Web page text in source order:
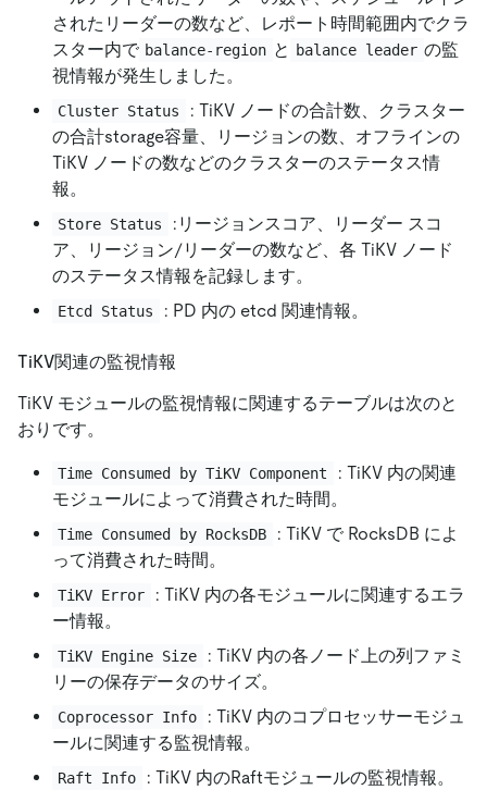
されたリーダーの数など、レポート時間範囲内でクラ
スター内で balance-region と balance leader の監
視情報が発生しました。
Cluster Status
: TiKV ノードの合計数、クラスター
の合計storage容量、リージョンの数、オフラインの
TiKV ノードの数などのクラスターのステータス情
報。
Store Status
:リージョンスコア、リーダー スコ
ア、リージョン/リーダーの数など、各 TiKV ノード
のステータス情報を記録します。
Etcd Status : PD 内の etcd 関連情報。
TiKV関連の監視情報
TiKV モジュールの監視情報に関連するテーブルは次のと
おりです。
Time Consumed by TiKV Component
: TiKV 内の関連
モジュールによって消費された時間。
Time Consumed by RocksDB
: TiKV で RocksDB によ
って消費された時間。
TiKV Error
: TiKV 内の各モジュールに関連するエラ
ー情報。
TiKV Engine Size
: TiKV 内の各ノード上の列ファミ
リーの保存データのサイズ。
Coprocessor Info
: TiKV 内のコプロセッサーモジュ
ールに関連する監視情報。
Raft Info : TiKV 内のRaftモジュールの監視情報。